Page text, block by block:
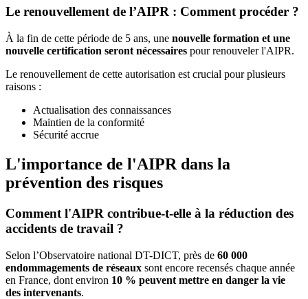
Le renouvellement de l’AIPR : Comment procéder ?
À la fin de cette période de 5 ans, une nouvelle formation et une
nouvelle certification seront nécessaires pour renouveler l'AIPR.
Le renouvellement de cette autorisation est crucial pour plusieurs
raisons :
Actualisation des connaissances
Maintien de la conformité
Sécurité accrue
L'importance de l'AIPR dans la
prévention des risques
Comment l'AIPR contribue-t-elle à la réduction des
accidents de travail ?
Selon l’Observatoire national DT-DICT, près de 60 000
endommagements de réseaux sont encore recensés chaque année
en France, dont environ 10 % peuvent mettre en danger la vie
des intervenants.